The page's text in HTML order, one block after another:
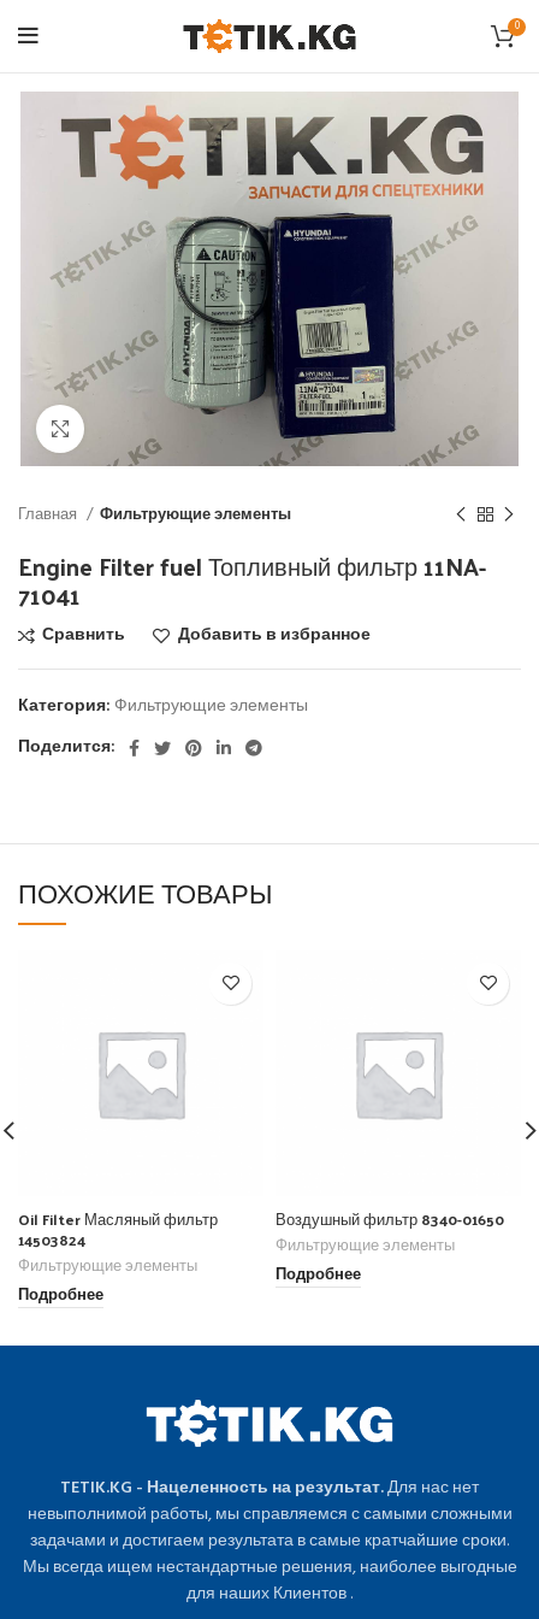
0
Главная Фильтрующие элементы
Engine Filter fuel Топливный фильтр 11NA-
71041
Сравнить Добавить в избранное
Категория: Фильтрующие элементы
Поделится:
ПОХОЖИЕ ТОВАРЫ
Oil Filter Масляный фильтр
14503824
Фильтрующие элементы
Подробнее
Воздушный фильтр 8340-01650
Фильтрующие элементы
Подробнее
TETIK.KG - Нацеленность на результат.Для нас нет
невыполнимой работы, мы справляемся с самыми сложными
задачами и достигаем результата в самые кратчайшие сроки.
Мы всегда ищем нестандартные решения, наиболее выгодные
для наших Клиентов .